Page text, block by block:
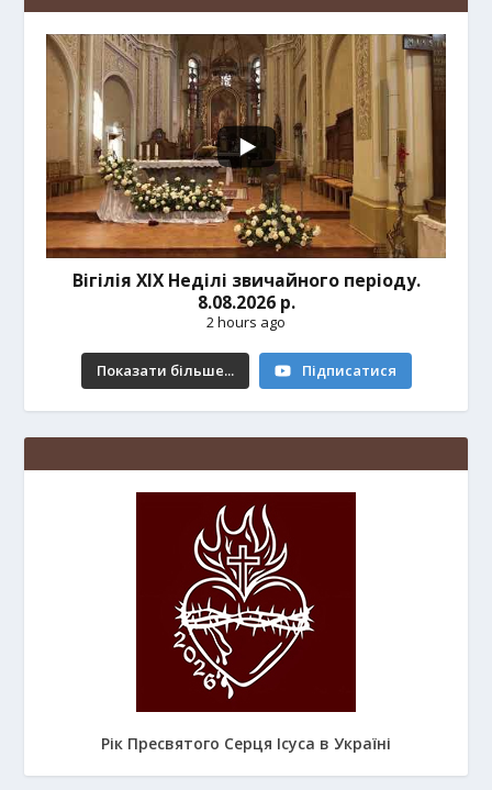
Вігілія ХІХ Неділі звичайного періоду.
8.08.2026 р.
2 hours ago
Показати більше... Підписатися
Рік Пресвятого Серця Ісуса в Україні